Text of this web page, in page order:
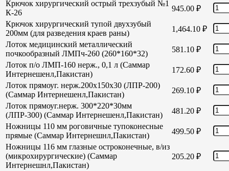
Крючок хирургический острый трехзубый №1
К-26
945.00 ₽
Крючок хирургический тупой двухзубый
200мм (для разведения краев раны)
1,464.10 ₽
Лоток медицинский металлический
почкообразный ЛМПч-260 (260*160*32)
581.10 ₽
Лоток п/о ЛМП-160 нерж., 0,1 л (Саммар
Интернешенл,Пакистан)
172.60 ₽
Лоток прямоуг. нерж.200х150х30 (ЛПР-200)
(Саммар Интернешенл,Пакистан)
269.10 ₽
Лоток прямоуг.нерж. 300*220*30мм
(ЛПР-300) (Саммар Интернешенл,Пакистан)
481.20 ₽
Ножницы 110 мм роговичные тупоконесные
прямые (Саммар Интернешнл,Пакистан)
499.50 ₽
Ножницы 116 мм глазные остроконечные, в/из
(микрохирургические) (Саммар
Интернешнл,Пакистан)
205.20 ₽